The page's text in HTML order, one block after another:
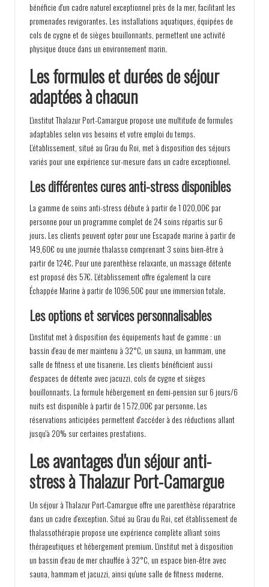
bénéficie d'un cadre naturel exceptionnel près de la mer, facilitant les
promenades revigorantes. Les installations aquatiques, équipées de
cols de cygne et de sièges bouillonnants, permettent une activité
physique douce dans un environnement marin.
Les formules et durées de séjour
adaptées à chacun
L'institut Thalazur Port-Camargue propose une multitude de formules
adaptables selon vos besoins et votre emploi du temps.
L'établissement, situé au Grau du Roi, met à disposition des séjours
variés pour une expérience sur-mesure dans un cadre exceptionnel.
Les différentes cures anti-stress disponibles
La gamme de soins anti-stress débute à partir de 1 020,00€ par
personne pour un programme complet de 24 soins répartis sur 6
jours. Les clients peuvent opter pour une Escapade marine à partir de
149,60€ ou une journée thalasso comprenant 3 soins bien-être à
partir de 124€. Pour une parenthèse relaxante, un massage détente
est proposé dès 57€. L'établissement offre également la cure
Échappée Marine à partir de 1096,50€ pour une immersion totale.
Les options et services personnalisables
L'institut met à disposition des équipements haut de gamme : un
bassin d'eau de mer maintenu à 32°C, un sauna, un hammam, une
salle de fitness et une tisanerie. Les clients bénéficient aussi
d'espaces de détente avec jacuzzi, cols de cygne et sièges
bouillonnants. La formule hébergement en demi-pension sur 6 jours/6
nuits est disponible à partir de 1 572,00€ par personne. Les
réservations anticipées permettent d'accéder à des réductions allant
jusqu'à 20% sur certaines prestations.
Les avantages d'un séjour anti-
stress à Thalazur Port-Camargue
Un séjour à Thalazur Port-Camargue offre une parenthèse réparatrice
dans un cadre d'exception. Situé au Grau du Roi, cet établissement de
thalassothérapie propose une expérience complète alliant soins
thérapeutiques et hébergement premium. L'institut met à disposition
un bassin d'eau de mer chauffée à 32°C, un espace bien-être avec
sauna, hammam et jacuzzi, ainsi qu'une salle de fitness moderne.